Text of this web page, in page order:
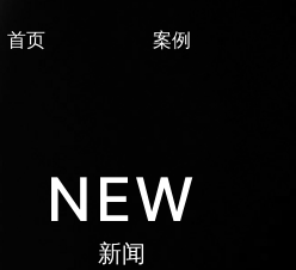
首页 案例
NEW
新闻